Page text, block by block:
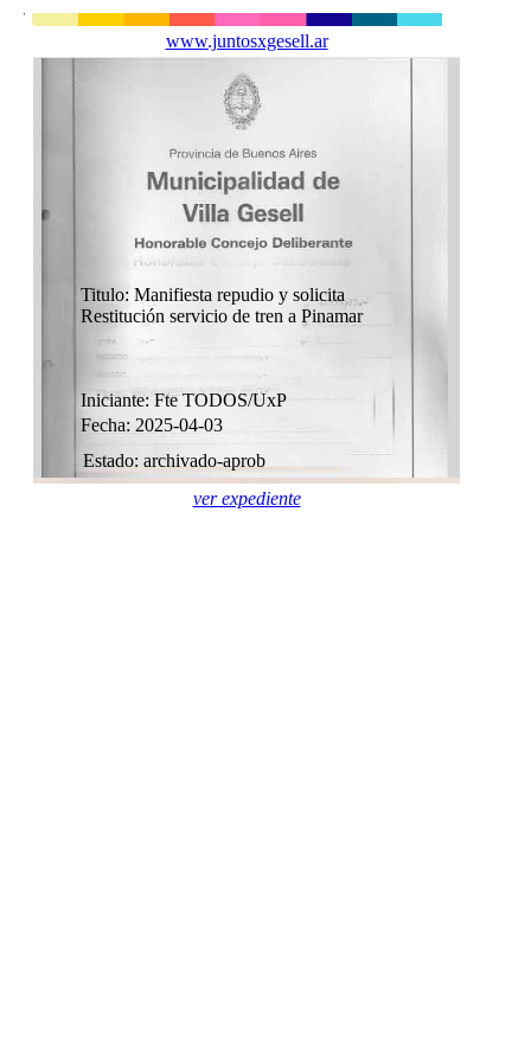
Titulo: Manifiesta repudio y solicita
Restitución servicio de tren a Pinamar
Fecha: 2025-04-03
Estado: archivado-aprob
Iniciante: Fte TODOS/UxP
www.juntosxgesell.ar
ver expediente